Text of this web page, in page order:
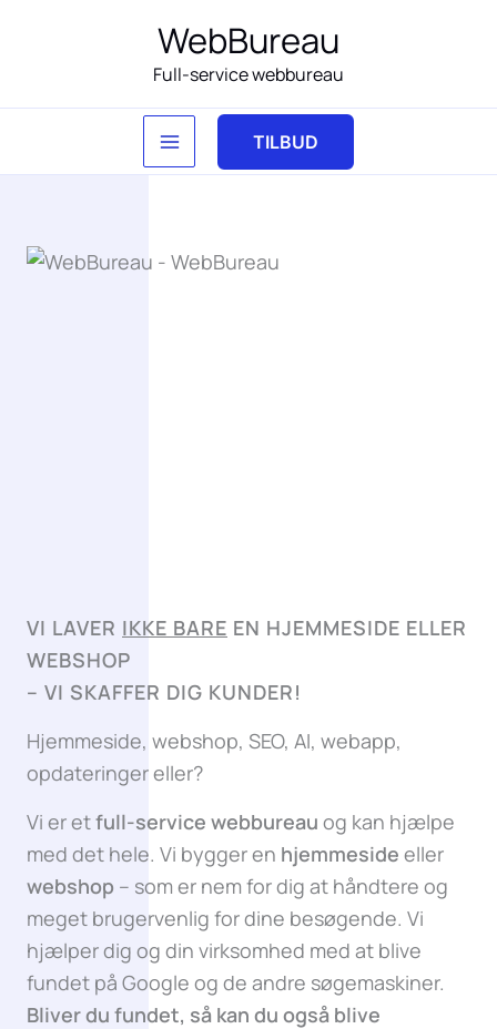
WebBureau
Full-service webbureau
TILBUD
VI LAVER IKKE BARE EN HJEMMESIDE ELLER
WEBSHOP
– VI SKAFFER DIG KUNDER!
Hjemmeside, webshop, SEO, AI, webapp,
opdateringer eller?
Vi er etfull-service webbureau og kan hjælpe
med det hele. Vi bygger en hjemmeside eller
webshop – som er nem for dig at håndtere og
meget brugervenlig for dine besøgende. Vi
hjælper dig og din virksomhed med at blive
fundet på Google og de andre søgemaskiner.
Bliver du fundet, så kan du også blive